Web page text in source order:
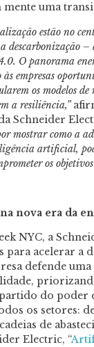
uma
estão no
descarbonização –
O panorama
empresas
os modelos
a resiliência,”
Schneider
mostrar como a
artificial,
os
nova era da
NYC, a
para acelerar a
defende
do poder
os setores:
de
Electric, “